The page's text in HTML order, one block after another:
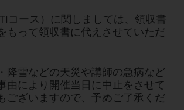
コース）に関しましては、領収書
もって領収書に代えさせていただ
降雪などの天災や講師の急病など
由により開催当日に中止をさせて
ございますので、予めご了承くだ